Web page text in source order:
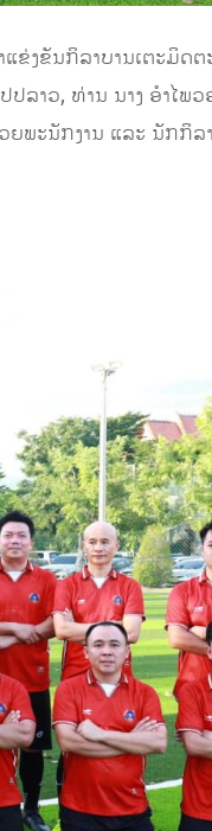
ງຂັນກິລາບານເຕະມິດຕ
ລາວ, ທ່ານ ນາງ ອຳໄພ
ຍພະນັກງານ ແລະ ນັກກິລ